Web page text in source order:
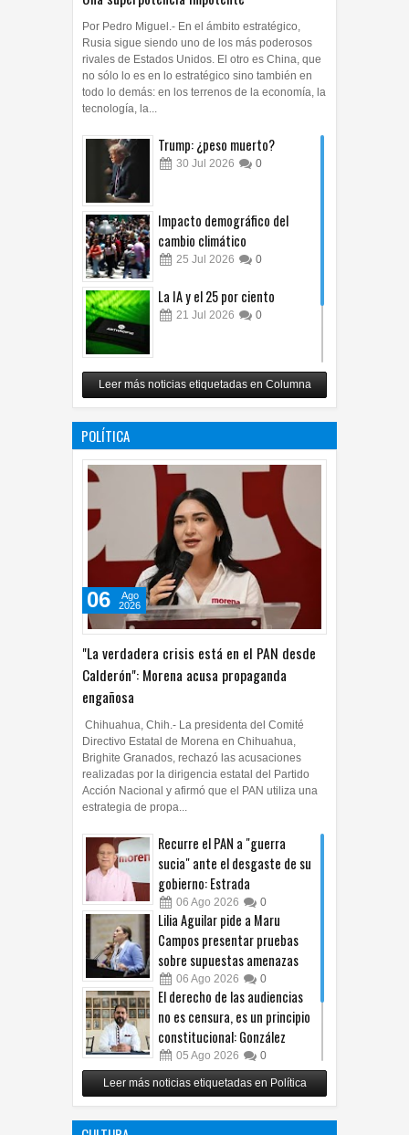
Rusia sigue siendo uno de los más poderosos
rivales de Estados Unidos. El otro es China, que
no sólo lo es en lo estratégico sino también en
todo lo demás: en los terrenos de la economía, la
tecnología, la...
30 Jul 2026 0
cambio climático
25 Jul 2026
21 Jul 2026 0
12 Jul 2026 0
Leer más noticias etiquetadas en Columna
POLÍTICA
"La verdadera crisis está en el PAN desde
Calderón": Morena acusa propaganda
engañosa
06
Ago
2026
Directivo Estatal de Morena en Chihuahua,
Brighite Granados, rechazó las acusaciones
realizadas por la dirigencia estatal del Partido
Acción Nacional y afirmó que el PAN utiliza una
estrategia de propa...
sucia" ante el desgaste de su
gobierno: Estrada
06 Ago 2026
Lilia Aguilar pide a Maru
Campos presentar pruebas
sobre supuestas amenazas
06 Ago 2026 0
El derecho de las audiencias
no es censura, es un principio
constitucional: González
05 Ago 2026 0
Relanza Villalobos programa
de afiliación del PRI en
Tamaulipas
05Ago 2026 0
Leer más noticias etiquetadas en Política
CULTURA